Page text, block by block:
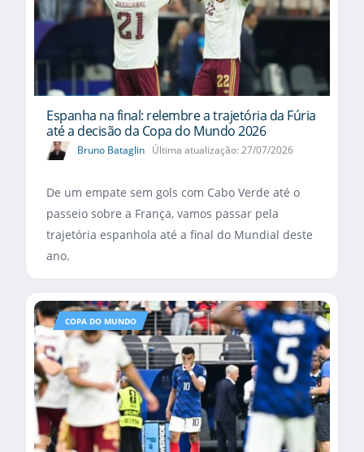
Espanha na final: relembre a trajetória da Fúria
até a decisão da Copa do Mundo 2026
Bruno Bataglin Última atualização: 27/07/2026
De um empate sem gols com Cabo Verde até o
passeio sobre a França, vamos passar pela
trajetória espanhola até a final do Mundial deste
ano.
COPA DO MUNDO